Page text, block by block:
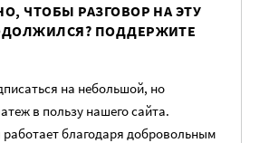
ЧТОБЫ РАЗГОВОР НА ЭТУ
ПОДДЕРЖИТЕ
на небольшой, но
в пользу нашего сайта.
благодаря добровольным